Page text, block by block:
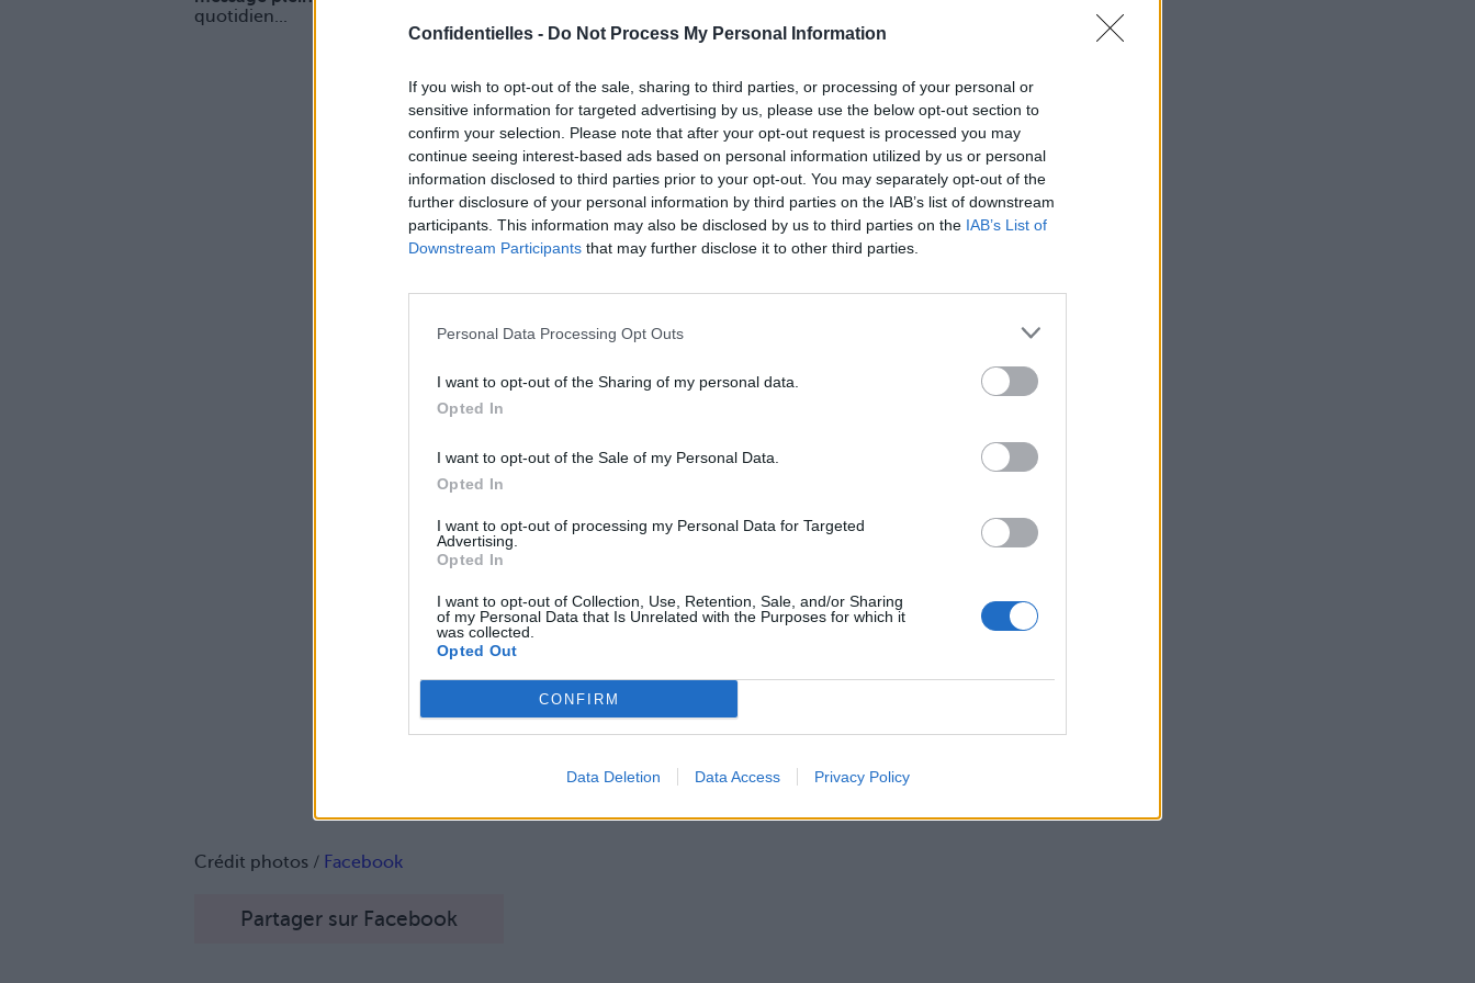
Confidentielles - Do Not Process My Personal Information
If you wish to opt-out of the sale, sharing to third parties, or processing of your personal or
sensitive information for targeted advertising by us, please use the below opt-out section to
confirm your selection. Please note that after your opt-out request is processed you may
continue seeing interest-based ads based on personal information utilized by us or personal
information disclosed to third parties prior to your opt-out. You may separately opt-out of the
further disclosure of your personal information by third parties on the IAB’s list of downstream
participants. This information may also be disclosed by us to third parties on the IAB’s List of
Downstream Participants that may further disclose it to other third parties.
Personal Data Processing Opt Outs
I want to opt-out of the Sharing of my personal data.
Opted In
I want to opt-out of the Sale of my Personal Data.
Opted In
I want to opt-out of processing my Personal Data for Targeted
Advertising.
Opted In
I want to opt-out of Collection, Use, Retention, Sale, and/or Sharing
of my Personal Data that Is Unrelated with the Purposes for which it
was collected.
Opted Out
CONFIRM
Data Deletion Data Access Privacy Policy
quotidien...
Crédit photos / Facebook
Partager sur Facebook